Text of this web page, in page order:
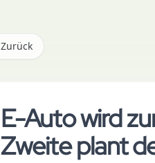
Zurück
E-Auto wird
Zweite plant